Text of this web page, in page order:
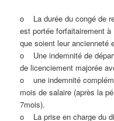
o La durée du congé de
est portée forfaitairement
que soient leur ancienneté
o Une indemnité de
de licenciement majorée
o une indemnité
mois de salaire (après la
7mois).
o La prise en charge du